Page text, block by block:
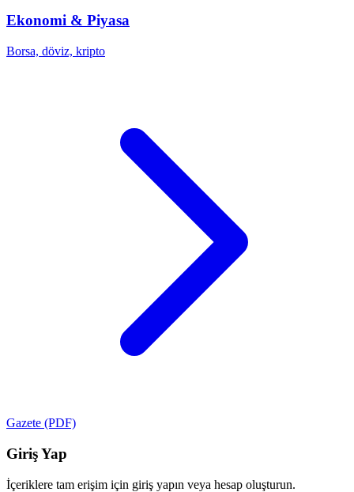
Ekonomi & Piyasa
Borsa, döviz, kripto
Gazete (PDF)
Giriş Yap
İçeriklere tam erişim için giriş yapın veya hesap oluşturun.